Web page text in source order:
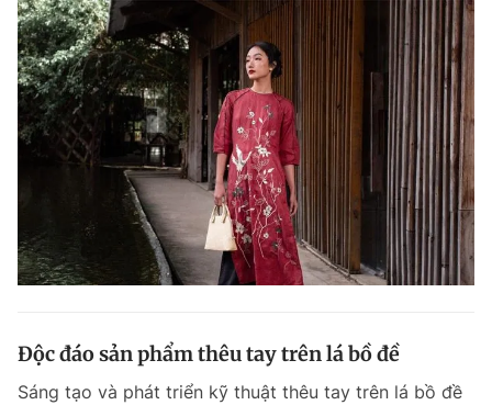
Độc đáo sản phẩm thêu tay trên lá bồ đề
Sáng tạo và phát triển kỹ thuật thêu tay trên lá bồ đề